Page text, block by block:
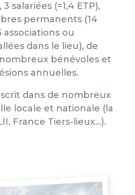
salariées (=1,4 ETP),
permanents (14
associations ou
dans le lieu), de
bénévoles et
annuelles.
dans de nombreux
locale et nationale (la
France Tiers-lieux…).